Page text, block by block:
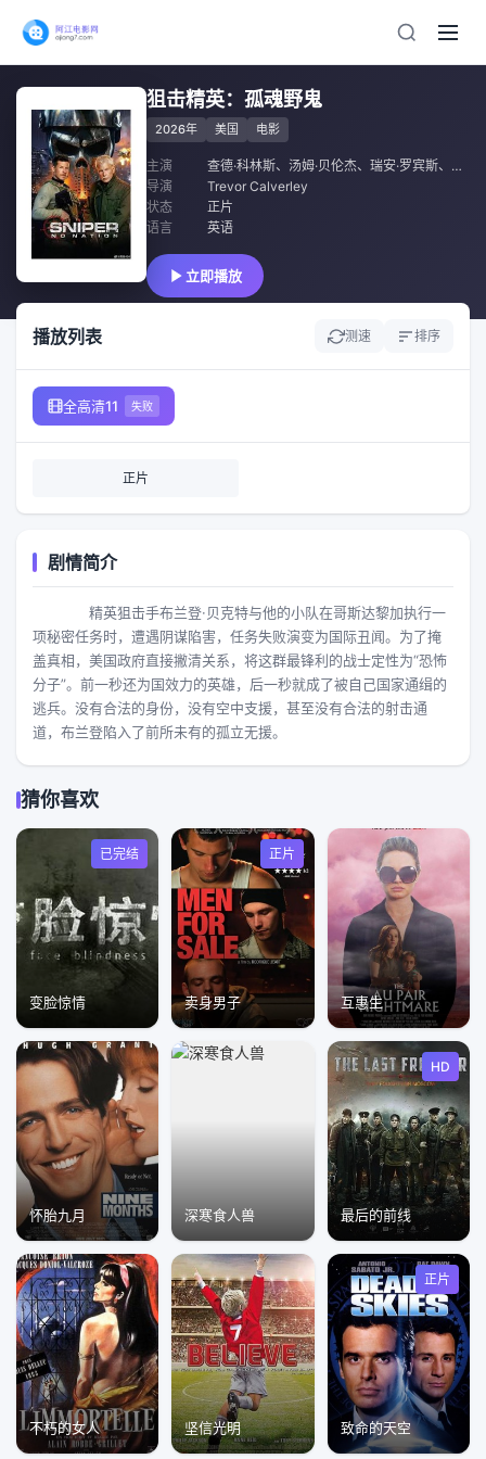
狙击精英：孤魂野鬼
2026年 美国 电影
主演 查德·科林斯、 汤姆·贝伦杰、 瑞安·罗宾斯、 乔什
导演
Trevor Calverley
状态
正片
语言
英语
立即播放
播放列表 测速 排序
全高清11 失败
正片
剧情简介
精英狙击手布兰登·贝克特与他的小队在哥斯达黎加执行一
项秘密任务时，遭遇阴谋陷害，任务失败演变为国际丑闻。为了掩
盖真相，美国政府直接撇清关系，将这群最锋利的战士定性为“恐怖
分子”。前一秒还为国效力的英雄，后一秒就成了被自己国家通缉的
逃兵。没有合法的身份，没有空中支援，甚至没有合法的射击通
道，布兰登陷入了前所未有的孤立无援。
猜你喜欢
已完结
变脸惊情
正片
卖身男子 互惠生
怀胎九月 深寒食人兽
HD
最后的前线
不朽的女人 坚信光明
正片
致命的天空